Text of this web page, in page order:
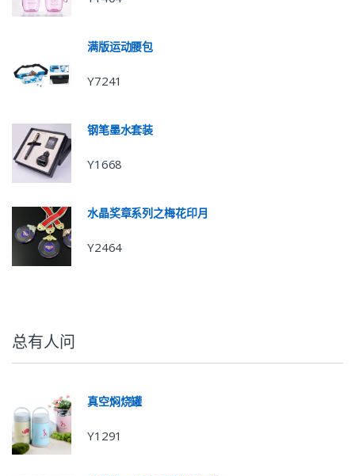
满版运动腰包
Y7241
钢笔墨水套装
Y1668
水晶奖章系列之梅花印月
Y2464
总有人问
真空焖烧罐
Y1291